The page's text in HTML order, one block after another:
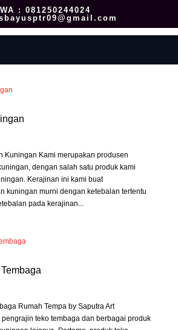
: 081250244024
Kuningan Kami merupakan produsen
dengan salah satu produk kami
Kerajinan ini kami buat
kuningan murni dengan ketebalan tertentu
pada kerajinan...
Rumah Tempa by Saputra Art
teko tembaga dan berbagai produk